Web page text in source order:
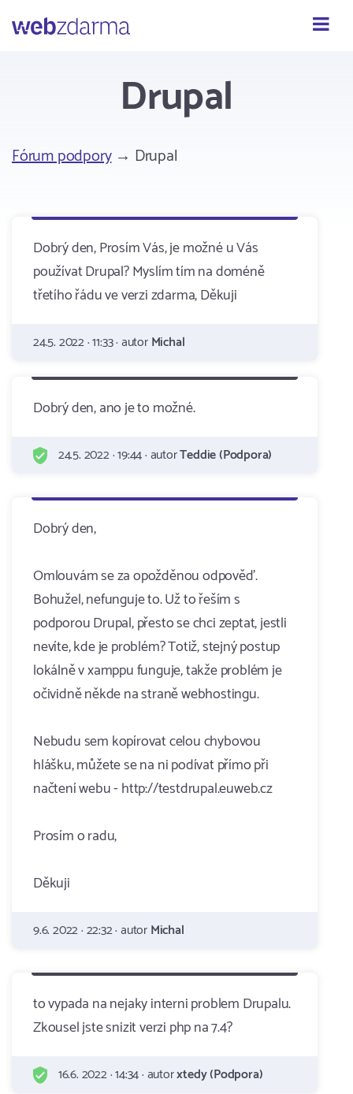
Webzdarma
Drupal
Fórum podpory→ Drupal
Dobrý den, Prosím Vás, je možné u Vás
používat Drupal? Myslím tím na doméně
třetího řádu ve verzi zdarma, Děkuji
24.5. 2022 · 11:33 · autorMichal
Dobrý den, ano je to možné.
24.5. 2022 · 19:44 · autorTeddie (Podpora)
Dobrý den,
Omlouvám se za opožděnou odpověď.
Bohužel, nefunguje to. Už to řeším s
podporou Drupal, přesto se chci zeptat, jestli
nevíte, kde je problém? Totiž, stejný postup
lokálně v xamppu funguje, takže problém je
očividně někde na straně webhostingu.
Nebudu sem kopírovat celou chybovou
hlášku, můžete se na ni podívat přímo při
načtení webu - http://testdrupal.euweb.cz
Prosím o radu,
Děkuji
9.6. 2022 · 22:32 · autorMichal
to vypada na nejaky interni problem Drupalu.
Zkousel jste snizit verzi php na 7.4?
16.6. 2022 · 14:34 · autorxtedy (Podpora)